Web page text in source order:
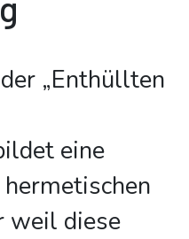
„Enthüllten
eine
weil diese